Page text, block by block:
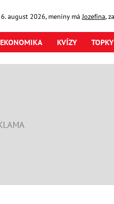
6. august2026, meniny má Jozefína,
EKONOMIKA KVÍZY